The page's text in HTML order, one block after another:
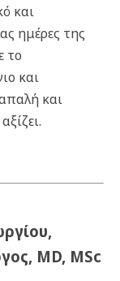
και
ημέρες της
το
και
και
MD, MSc